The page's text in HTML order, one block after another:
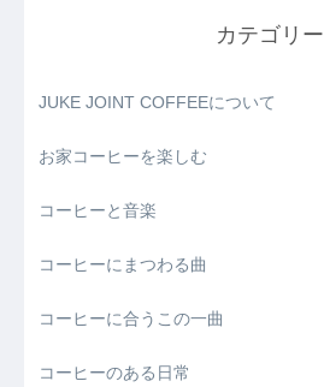
カテゴリー
JUKE JOINT COFFEEについて
お家コーヒーを楽しむ
コーヒーと音楽
コーヒーにまつわる曲
コーヒーに合うこの一曲
コーヒーのある日常